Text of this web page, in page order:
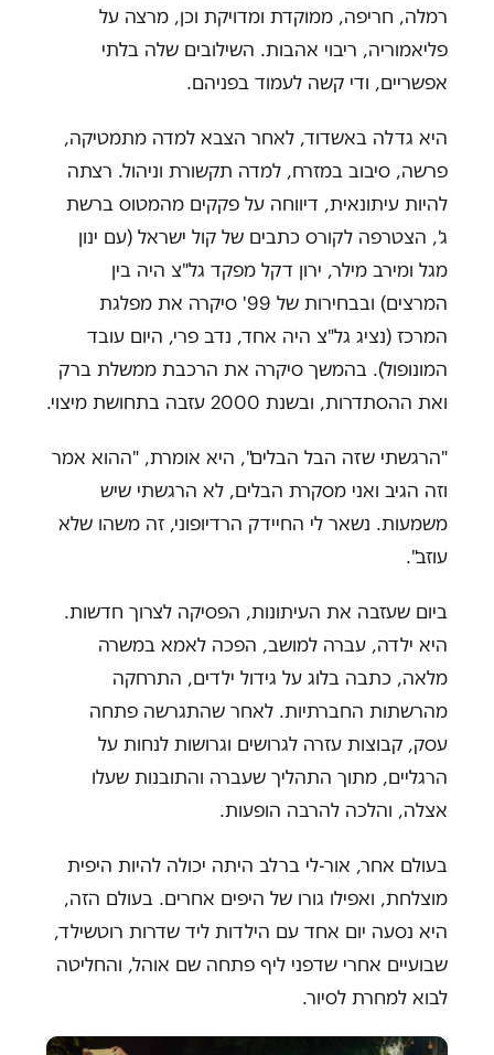
רמלה, חריפה, ממוקדת ומדויקת וכן, מרצה על
פליאמוריה, ריבוי אהבות. השילובים שלה בלתי
אפשריים, ודי קשה לעמוד בפניהם.
היא גדלה באשדוד, לאחר הצבא למדה מתמטיקה,
פרשה, סיבוב במזרח, למדה תקשורת וניהול. רצתה
להיות עיתונאית, דיווחה על פקקים מהמטוס ברשת
ג', הצטרפה לקורס כתבים של קול ישראל (עם ינון
מגל ומירב מילר, ירון דקל מפקד גל"צ היה בין
המרצים) ובבחירות של 99' סיקרה את מפלגת
המרכז (נציג גל"צ היה אחד, נדב פרי, היום עובד
המונופול). בהמשך סיקרה את הרכבת ממשלת ברק
ואת ההסתדרות, ובשנת 2000 עזבה בתחושת מיצוי.
"הרגשתי שזה הבל הבלים", היא אומרת, "ההוא אמר
וזה הגיב ואני מסקרת הבלים, לא הרגשתי שיש
משמעות. נשאר לי החיידק הרדיופוני, זה משהו שלא
עוזב".
ביום שעזבה את העיתונות, הפסיקה לצרוך חדשות.
היא ילדה, עברה למושב, הפכה לאמא במשרה
מלאה, כתבה בלוג על גידול ילדים, התרחקה
מהרשתות החברתיות. לאחר שהתגרשה פתחה
עסק, קבוצות עזרה לגרושים וגרושות לנחות על
הרגליים, מתוך התהליך שעברה והתובנות שעלו
אצלה, והלכה להרבה הופעות.
בעולם אחר, אור-לי ברלב היתה יכולה להיות היפית
מוצלחת, ואפילו גורו של היפים אחרים. בעולם הזה,
היא נסעה יום אחד עם הילדות ליד שדרות רוטשילד,
שבועיים אחרי שדפני ליף פתחה שם אוהל, והחליטה
לבוא למחרת לסיור.